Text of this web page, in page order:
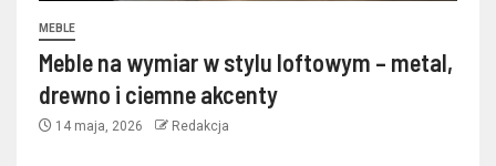
MEBLE
Meble na wymiar w stylu loftowym – metal,
drewno i ciemne akcenty
14 maja, 2026 Redakcja